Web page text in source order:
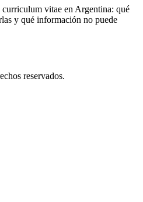
curriculum vitae en Argentina: qué
y qué información no puede
reservados.